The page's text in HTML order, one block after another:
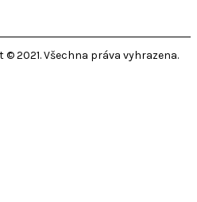
2021. Všechna práva vyhrazena.